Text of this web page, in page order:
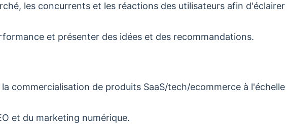
les concurrents et les réactions des utilisateurs afin d'éclairer
et présenter des idées et des recommandations.
commercialisation de produits SaaS/tech/ecommerce à l'échelle
et du marketing numérique.